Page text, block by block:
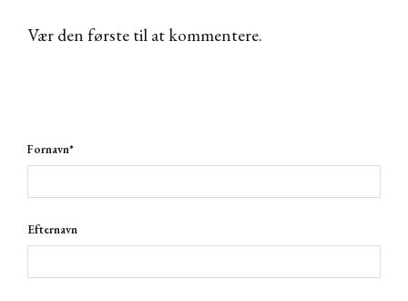
Vær den første til at kommentere.
Fornavn*
Efternavn